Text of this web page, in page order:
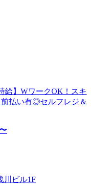
】WワークOK！スキ
払い有◎セルフレジ＆
川ビル1F